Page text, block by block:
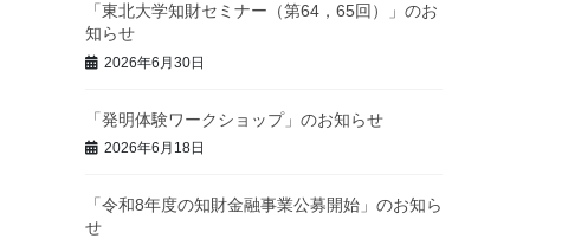
「東北大学知財セミナー（第64，65回）」のお
知らせ
2026年6月30日
「発明体験ワークショップ」のお知らせ
2026年6月18日
「令和8年度の知財金融事業公募開始」のお知ら
せ